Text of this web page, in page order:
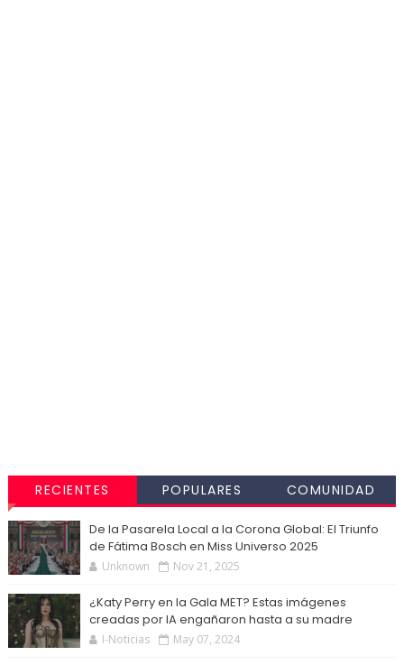
RECIENTES POPULARES COMUNIDAD
De la Pasarela Local a la Corona Global: El Triunfo
de Fátima Bosch en Miss Universo 2025
Unknown Nov 21, 2025
¿Katy Perry en la Gala MET? Estas imágenes
creadas por IA engañaron hasta a su madre
I-Noticias May 07, 2024